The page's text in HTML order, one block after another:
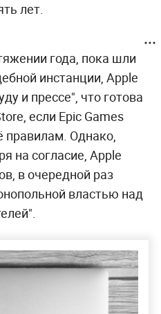
лет.
года, пока шли
инстанции, Apple
и прессе", что готова
если Epic Games
правилам. Однако,
на согласие, Apple
в очередной раз
властью над